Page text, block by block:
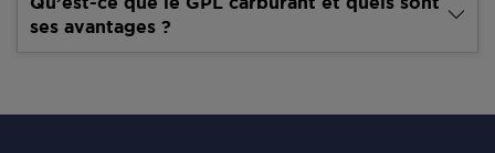
ses avantages ?